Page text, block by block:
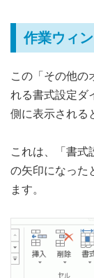
作業ウィ
この「その他の
れる書式設定ダ
側に表示される
これは、「書式
の矢印になった
ます。